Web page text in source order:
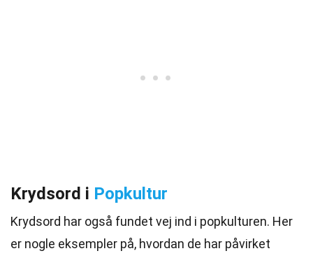
Krydsord i Popkultur
Krydsord har også fundet vej ind i popkulturen. Her
er nogle eksempler på, hvordan de har påvirket